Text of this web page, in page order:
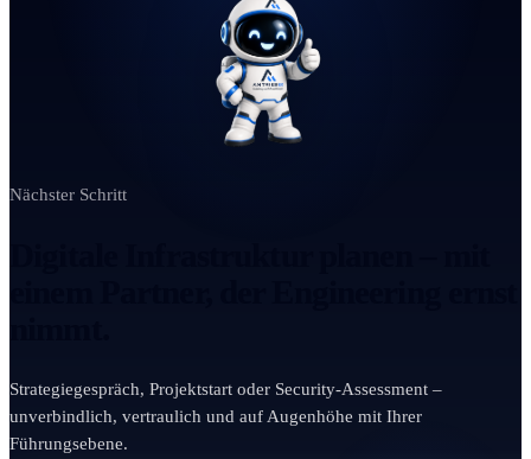
Nächster Schritt
Strategiegespräch, Projektstart oder Security-Assessment –
unverbindlich, vertraulich und auf Augenhöhe mit Ihrer
Führungsebene.